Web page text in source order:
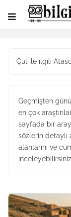
Çul ile ilgili
Geçmişten
en çok
sayfada bir
sözlerin detaylı
alanlarını ve